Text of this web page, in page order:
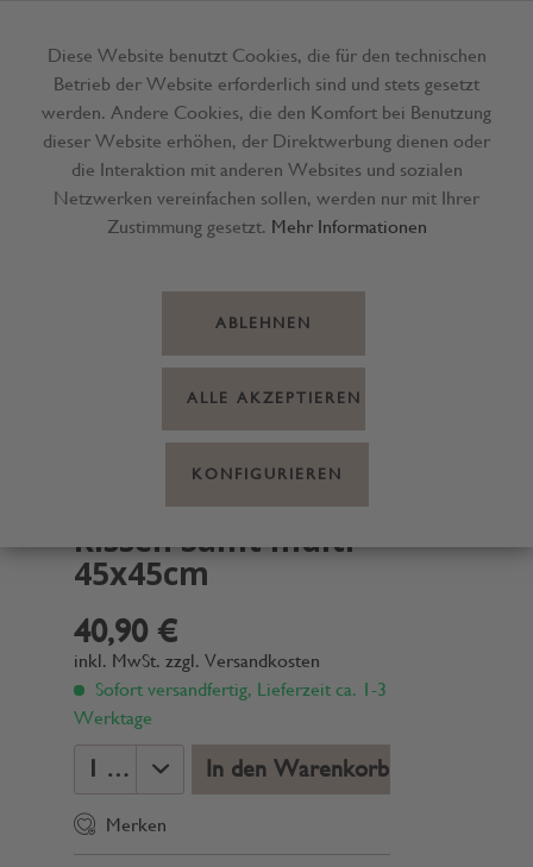
Menü
Kissen Samt multi
45x45cm
40,90 €
inkl. MwSt. zzgl. Versandkosten
Sofort versandfertig, Lieferzeit ca. 1-3
Werktage
In den Warenkorb
Merken
Diese Website benutzt Cookies, die für den technischen
Betrieb der Website erforderlich sind und stets gesetzt
werden. Andere Cookies, die den Komfort bei Benutzung
dieser Website erhöhen, der Direktwerbung dienen oder
die Interaktion mit anderen Websites und sozialen
Netzwerken vereinfachen sollen, werden nur mit Ihrer
Zustimmung gesetzt. Mehr Informationen
ABLEHNEN
ALLE AKZEPTIEREN
KONFIGURIEREN